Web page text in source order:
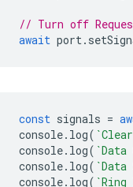
// Turn off
await port.
const signals =
console. log(
console. log(
console. log(
console. log(